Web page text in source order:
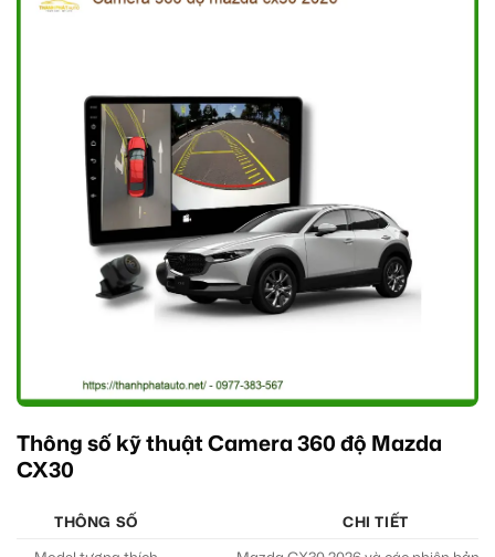
Thông số kỹ thuật Camera 360 độ Mazda
CX30
THÔNG SỐ
CHI TIẾT